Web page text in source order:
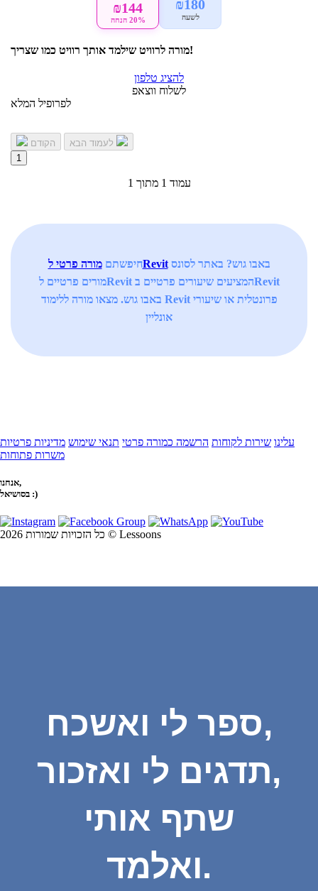
₪180
לשעה
₪144
20% הנחה
מורה לרוויט שילמד אותך רוויט כמו שצריך!
להציג טלפון
לשלוח ווצאפ
לפרופיל המלא
הקודם
1
עמוד 1 מתוך 1
חיפשתםמורה פרטי לRevitבאבו גוש? באתר לסונס
מורים פרטיים לRevit המציעים שיעורים פרטיים בRevit
באבו גוש. מצאו מורה ללימוד Revit פרונטלית או שיעורי
אונליין
עלינו שירות לקוחות הרשמה כמורה פרטי תנאי שימוש מדיניות פרטיות
משרות פתוחות
אנחנו,
בסושיאל :)
כל הזכויות שמורות 2026 © Lessoons
ספר לי ואשכח,
תדגים לי ואזכור,
שתף אותי
ואלמד.